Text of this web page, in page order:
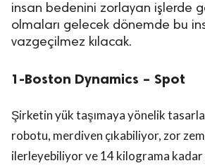
insan bedenini zorlayan işlerde
olmaları gelecek dönemde bu
vazgeçilmez kılacak.
1-Boston Dynamics – Spot
Şirketin yük taşımaya yönelik
robotu, merdiven çıkabiliyor, zor
ilerleyebiliyor ve 14 kilograma kadar